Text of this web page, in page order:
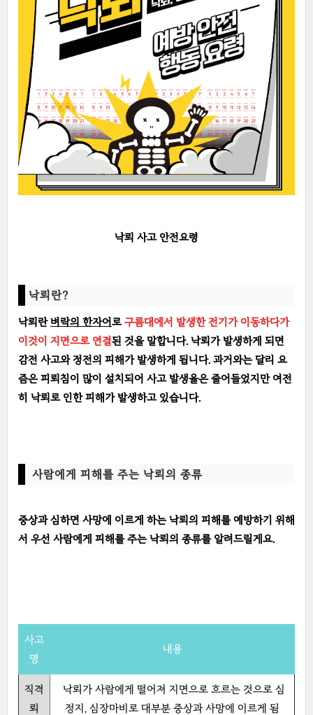
낙뢰 사고 안전요령
낙뢰란?
낙뢰란벼락의 한자어로구름대에서 발생한 전기가 이동하다가
이것이 지면으로 연결된 것을 말합니다. 낙뢰가 발생하게 되면
감전 사고와 정전의 피해가 발생하게 됩니다. 과거와는 달리 요
즘은 피뢰침이 많이 설치되어 사고 발생율은 줄어들었지만 여전
히 낙뢰로 인한 피해가 발생하고 있습니다.
사람에게 피해를 주는 낙뢰의 종류
중상과 심하면 사망에 이르게 하는 낙뢰의 피해를 예방하기 위해
서 우선 사람에게 피해를 주는 낙뢰의 종류를 알려드릴게요.
사고
명
내용
직격
뢰
낙뢰가 사람에게 떨어져 지면으로 흐르는 것으로 심
정지, 심장마비로 대부분 중상과 사망에 이르게 됨